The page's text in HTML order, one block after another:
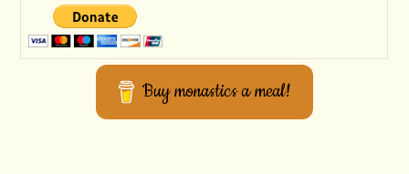
Buy monastics a meal!